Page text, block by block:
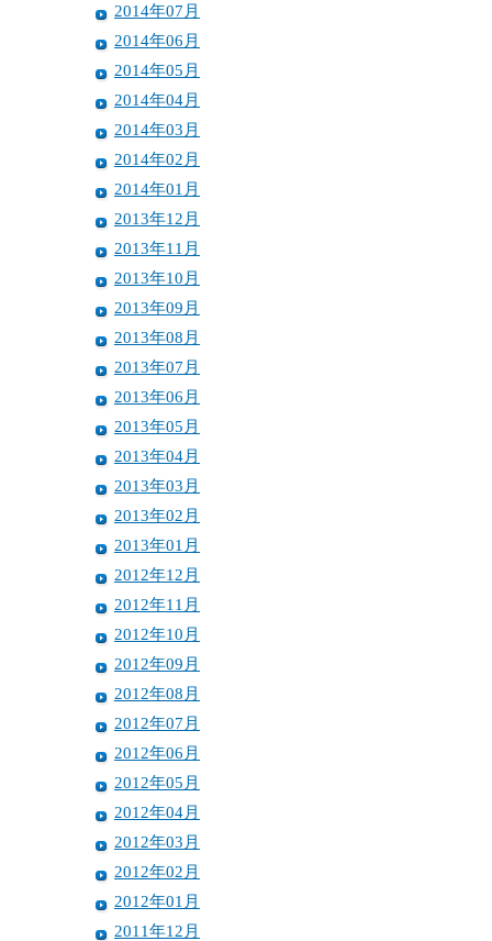
2014年07月
2014年06月
2014年05月
2014年04月
2014年03月
2014年02月
2014年01月
2013年12月
2013年11月
2013年10月
2013年09月
2013年08月
2013年07月
2013年06月
2013年05月
2013年04月
2013年03月
2013年02月
2013年01月
2012年12月
2012年11月
2012年10月
2012年09月
2012年08月
2012年07月
2012年06月
2012年05月
2012年04月
2012年03月
2012年02月
2012年01月
2011年12月